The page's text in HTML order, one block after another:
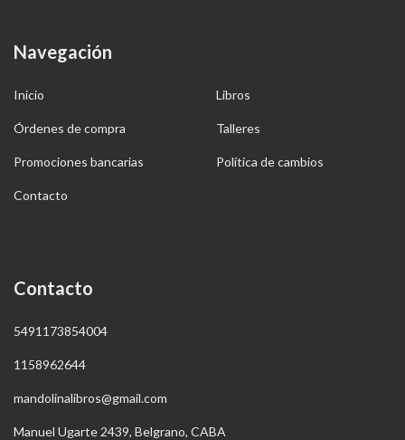
Navegación
Inicio Libros
Órdenes de compra Talleres
Promociones bancarias Política de cambios
Contacto
Contacto
5491173854004
1158962644
mandolinalibros@gmail.com
Manuel Ugarte 2439, Belgrano, CABA